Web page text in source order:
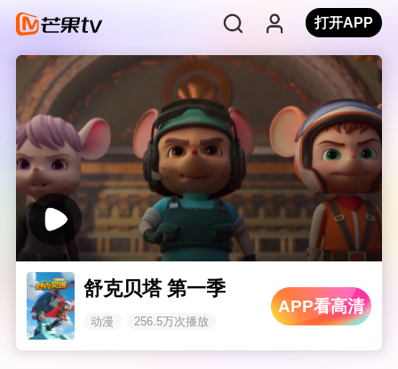
打开APP
舒克贝塔 第一季
动漫 256.5万次播放
APP看高清